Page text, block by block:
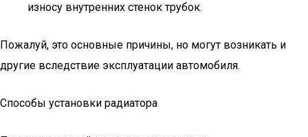
износу внутренних стенок трубок.
Пожалуй, это основные причины, но могут возникать и
другие вследствие эксплуатации автомобиля.
Способы установки радиатора